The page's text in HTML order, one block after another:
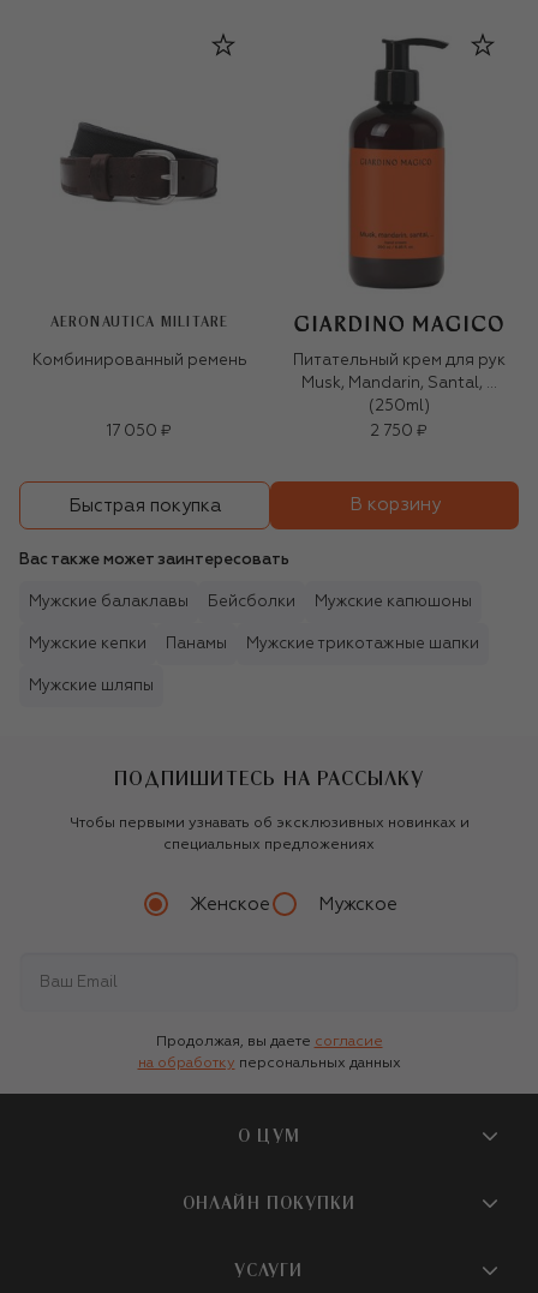
AERONAUTICA MILITARE
Комбинированный ремень
17 050 ₽
Питательный крем для рук
Musk, Mandarin, Santal, …
(250ml)
2 750 ₽
Быстрая покупка В корзину
Вас также может заинтересовать
Мужские балаклавы Бейсболки Мужские капюшоны
Мужские кепки Панамы Мужские трикотажные шапки
Мужские шляпы
ПОДПИШИТЕСЬ НА РАССЫЛКУ
Чтобы первыми узнавать об эксклюзивных новинках и
специальных предложениях
Женское Мужское
Продолжая, вы даете согласие
на обработку персональных данных
О ЦУМ
О магазине
Бутики и ПВЗ ЦУМ
ОНЛАЙН ПОКУПКИ
УСЛУГИ